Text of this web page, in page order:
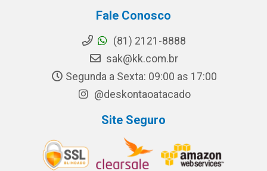
Fale Conosco
(81) 2121-8888
sak@kk.com.br
Segunda a Sexta: 09:00 as 17:00
@deskontaoatacado
Site Seguro